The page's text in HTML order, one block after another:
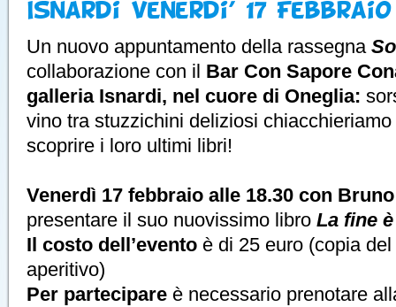
Isnardi Venerdi’ 17 Febbraio
Un nuovo appuntamento della rassegna
collaborazione con il Bar Con Sapore
galleria Isnardi, nel cuore di Oneglia:
vino tra stuzzichini deliziosi
scoprire i loro ultimi libri!
Venerdì 17 febbraio alle 18.30 con
presentare il suo nuovissimo libro La fine
Il costo dell’evento è di 25 euro (copia
aperitivo)
Per partecipare è necessario prenotare